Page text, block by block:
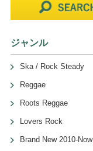
ジャンル
Ska / Rock Steady
Reggae
Roots Reggae
Lovers Rock
Brand New 2010-Now